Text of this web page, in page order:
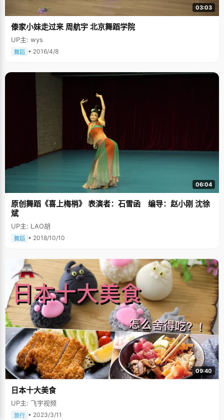
03:03
傣家小妹走过来 周航宇 北京舞蹈学院
UP主: wys
舞蹈 • 2016/4/8
06:04
原创舞蹈《喜上梅梢》 表演者：石雪函 编导：赵小刚 沈徐
斌
UP主: LAO胡
舞蹈 • 2018/10/10
09:40
日本十大美食
UP主: 飞宇视频
旅行 • 2023/3/11